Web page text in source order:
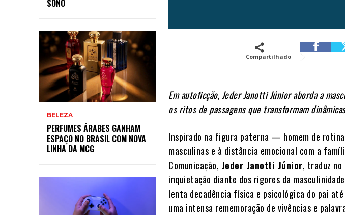
SONO
BELEZA
PERFUMES ÁRABES GANHAM
ESPAÇO NO BRASIL COM NOVA
LINHA DA MCG
Compartilhado
Em autoficção, Jeder Janotti Júnior aborda a
os ritos de passagens que transformam
Inspirado na figura paterna — homem de
masculinas e à distância emocional com a
Comunicação, Jeder Janotti Júnior, traduz no
inquietação diante dos rigores da
lenta decadência física e psicológica do pai
uma intensa rememoração de vivências e